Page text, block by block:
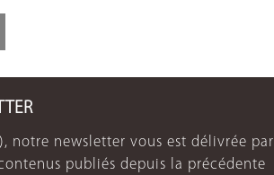
notre newsletter vous est délivrée par
publiés depuis la précédente